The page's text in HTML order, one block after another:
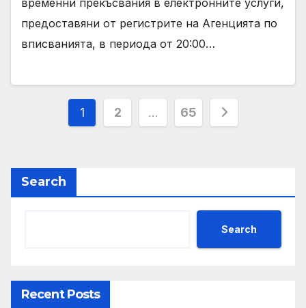
предоставяни от регистрите на Агенцията по
вписванията, в периода от 20:00…
Posts
1 2 … 65
Search
Search
Recent Posts